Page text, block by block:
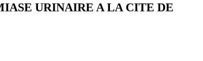
URINAIRE A LA CITE DE